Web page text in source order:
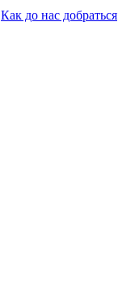
Как до нас добраться